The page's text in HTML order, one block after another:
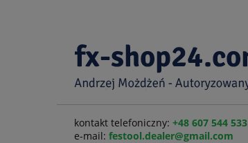
kontakt telefoniczny: +48 607 544 533
e-mail: festool.dealer@gmail.com